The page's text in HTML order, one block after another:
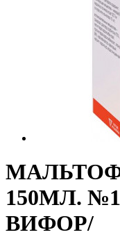
150МЛ.
ВИФОР/